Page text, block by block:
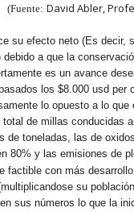
(Fuente: David Abler,
su efecto neto (Es decir,
a que la
es un avance
los $8.000 usd per
lo opuesto a lo que
de millas conducidas
de toneladas, las de
80% y las emisiones de
factible con más
su
sus números lo que la